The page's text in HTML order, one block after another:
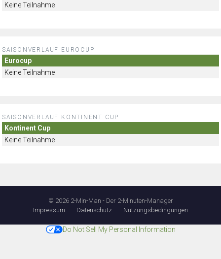
Keine Teilnahme
SAISONVERLAUF EUROCUP
Eurocup
Keine Teilnahme
SAISONVERLAUF KONTINENT CUP
Kontinent Cup
Keine Teilnahme
© 2026 2-Min-Man - Der 2-Minuten-Manager
Impressum
Datenschutz Nutzungsbedingungen
Do Not Sell My Personal Information